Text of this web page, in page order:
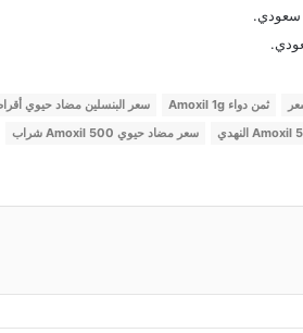
ثمن دواء Amoxil 1g سعر البنسلين مضاد حيوي
سعر مضاد حيوي Amoxil 500 شراب